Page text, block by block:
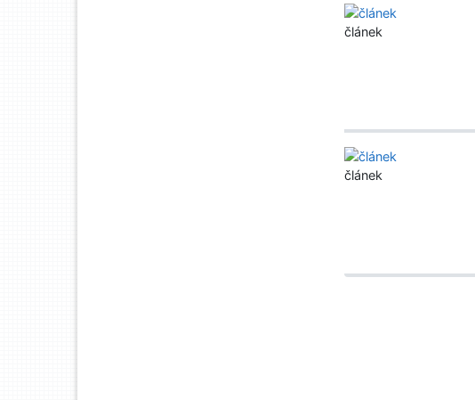
článek
článek